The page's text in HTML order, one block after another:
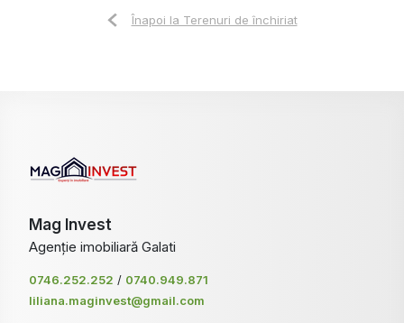
Înapoi la Terenuri de închiriat
Mag Invest
Agenție imobiliară Galati
0746.252.252 / 0740.949.871
liliana.maginvest@gmail.com